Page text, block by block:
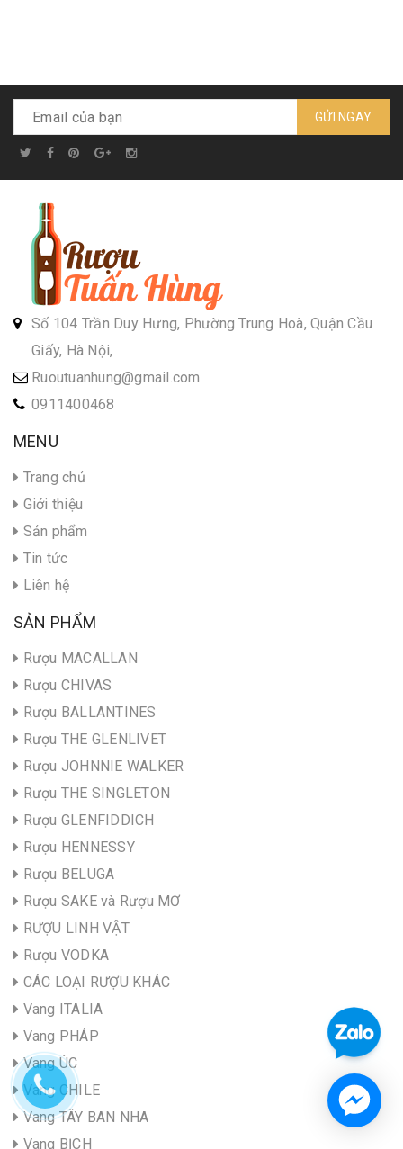
GỬI NGAY
Số 104 Trần Duy Hưng, Phường Trung Hoà, Quận Cầu
Giấy, Hà Nội,
Ruoutuanhung@gmail.com
0911400468
MENU
Trang chủ
Giới thiệu
Sản phẩm
Tin tức
Liên hệ
SẢN PHẨM
Rượu MACALLAN
Rượu CHIVAS
Rượu BALLANTINES
Rượu THE GLENLIVET
Rượu JOHNNIE WALKER
Rượu THE SINGLETON
Rượu GLENFIDDICH
Rượu HENNESSY
Rượu BELUGA
Rượu SAKE và Rượu MƠ
RƯỢU LINH VẬT
Rượu VODKA
CÁC LOẠI RƯỢU KHÁC
Vang ITALIA
Vang PHÁP
Vang ÚC
Vang CHILE
Vang TÂY BAN NHA
Vang BỊCH